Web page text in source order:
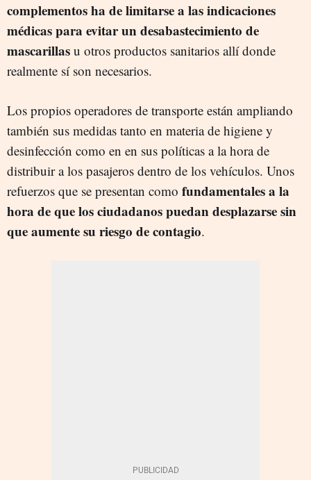
complementos ha de limitarse a las indicaciones
médicas para evitar un desabastecimiento de
mascarillas u otros productos sanitarios allí donde
realmente sí son necesarios.
Los propios operadores de transporte están ampliando
también sus medidas tanto en materia de higiene y
desinfección como en en sus políticas a la hora de
distribuir a los pasajeros dentro de los vehículos. Unos
refuerzos que se presentan como fundamentales a la
hora de que los ciudadanos puedan desplazarse sin
que aumente su riesgo de contagio.